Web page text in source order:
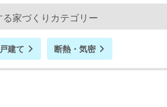
家づくりカテゴリー
建て 断熱・気密